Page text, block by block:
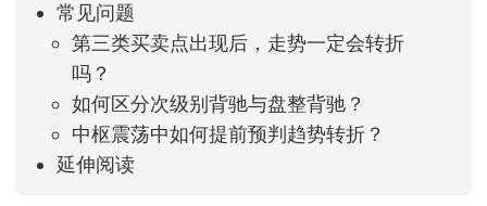
常见问题
第三类买卖点出现后，走势一定会转折
吗？
如何区分次级别背驰与盘整背驰？
中枢震荡中如何提前预判趋势转折？
延伸阅读